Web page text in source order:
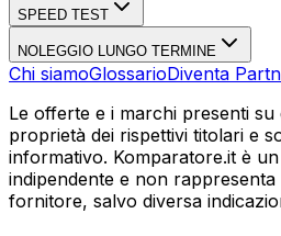
SPEED TEST
NOLEGGIO LUNGO TERMINE
Chi siamoGlossarioDiventa
Le offerte e i marchi presenti su
proprietà dei rispettivi titolari e
informativo. Komparatore.it è
indipendente e non
fornitore, salvo diversa